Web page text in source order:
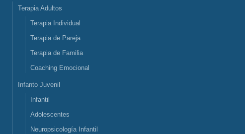
Terapia Adultos
Terapia Individual
Terapia de Pareja
Terapia de Familia
Coaching Emocional
Infanto Juvenil
Infantil
Adolescentes
Neuropsicología Infantil